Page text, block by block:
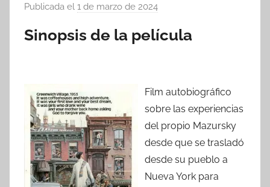
Publicada el 1 de marzo de 2024
r
Sinopsis de la película
Film autobiográfico
sobre las experiencias
del propio Mazursky
desde que se trasladó
desde su pueblo a
Nueva York para